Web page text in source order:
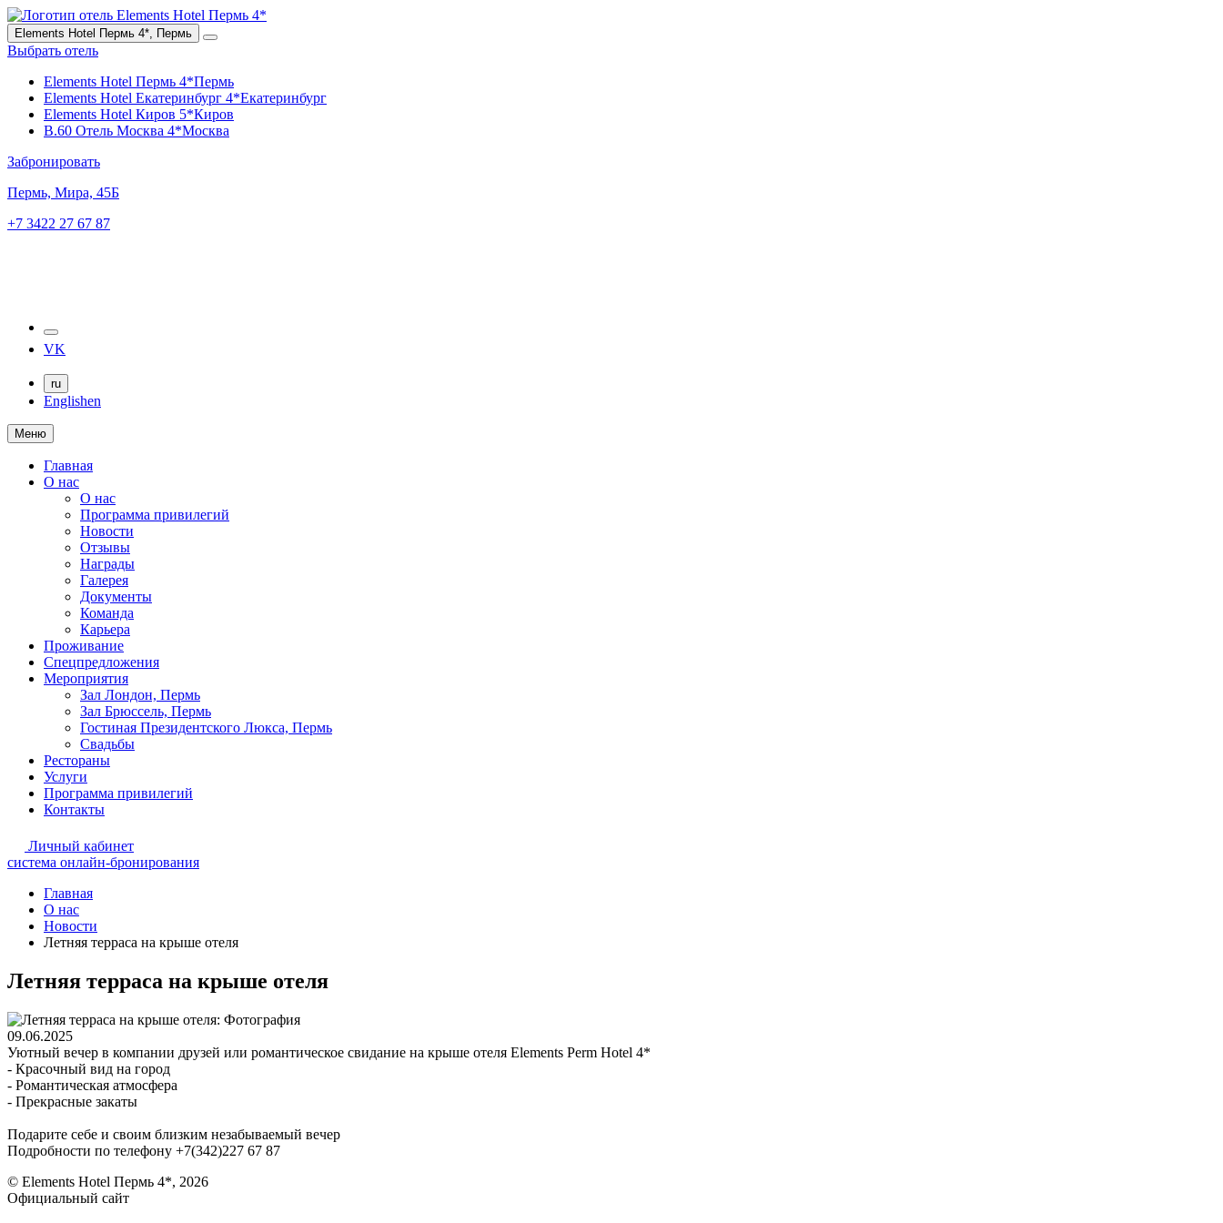
Elements Hotel Пермь 4*, Пермь
Выбрать отель
Elements Hotel Пермь 4*Пермь
Elements Hotel Екатеринбург 4*Екатеринбург
Elements Hotel Киров 5*Киров
B.60 Отель Москва 4*Москва
Забронировать
Пермь, Мира, 45Б
+7 3422 27 67 87
VK
ru
Englishen
Меню
Главная
О нас
О нас
Программа привилегий
Новости
Отзывы
Награды
Галерея
Документы
Команда
Карьера
Проживание
Спецпредложения
Мероприятия
Зал Лондон, Пермь
Зал Брюссель, Пермь
Гостиная Президентского Люкса, Пермь
Свадьбы
Рестораны
Услуги
Программа привилегий
Контакты
Личный кабинет
система онлайн-бронирования
Главная
О нас
Новости
Летняя терраса на крыше отеля
Летняя терраса на крыше отеля
09.06.2025
Уютный вечер в компании друзей или романтическое свидание на крыше отеля Elements Perm Hotel 4*
- Красочный вид на город
- Романтическая атмосфера
- Прекрасные закаты
Подарите себе и своим близким незабываемый вечер
Подробности по телефону +7(342)227 67 87
© Elements Hotel Пермь 4*, 2026
Официальный сайт